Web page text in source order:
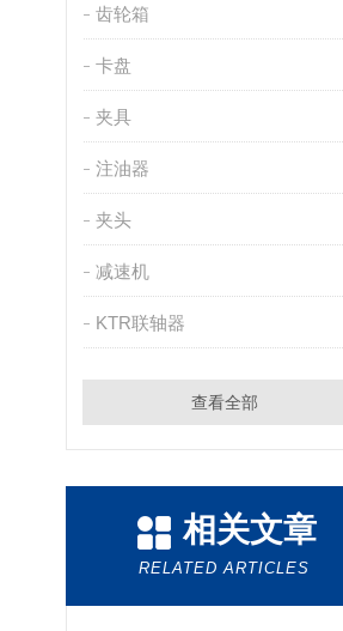
齿轮箱
卡盘
夹具
注油器
夹头
减速机
KTR联轴器
查看全部
相关文章
RELATED ARTICLES